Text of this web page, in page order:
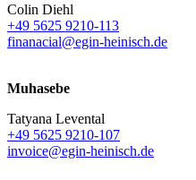
Colin Diehl
+49 5625 9210-113
finanacial@egin-heinisch.de
Muhasebe
Tatyana Levental
+49 5625 9210-107
invoice@egin-heinisch.de